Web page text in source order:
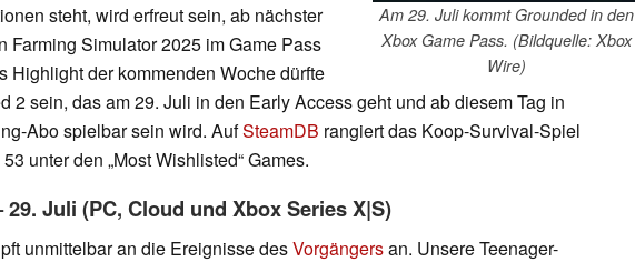
Am 29. Juli kommt Grounded in den
Xbox Game Pass. (Bildquelle: Xbox
Wire)
steht, wird erfreut sein, ab nächster
Farming Simulator 2025 im Game Pass
Highlight der kommenden Woche dürfte
2 sein, das am 29. Juli in den Early Access geht und ab diesem Tag in
Abo spielbar sein wird. AufSteamDB rangiert das Koop-Survival-Spiel
unter den „Most Wishlisted“ Games.
29. Juli (PC, Cloud und Xbox Series X|S)
unmittelbar an die Ereignisse desVorgängersan. Unsere Teenager-